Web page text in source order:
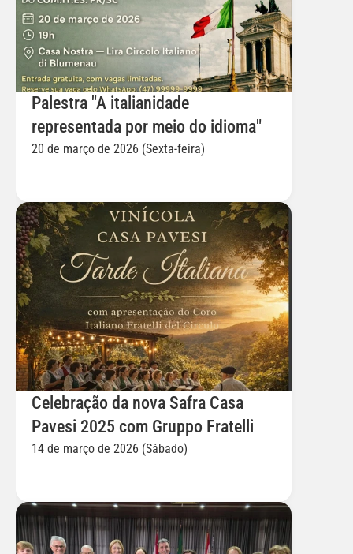
Palestra "A italianidade
representada por meio do idioma"
20 de março de 2026 (Sexta-feira)
Celebração da nova Safra Casa
Pavesi 2025 com Gruppo Fratelli
14 de março de 2026 (Sábado)